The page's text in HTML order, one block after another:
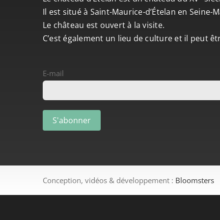
Il est situé à Saint-Maurice-d’Ételan en Seine-
Le château est ouvert à la visite.
C’est également un lieu de culture et il peut
E-mail
Conception, vidéos & développement : Bloomsters